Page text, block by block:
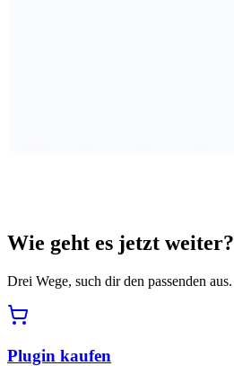
Wie geht es jetzt weiter?
Drei Wege, such dir den passenden aus.
Plugin kaufen